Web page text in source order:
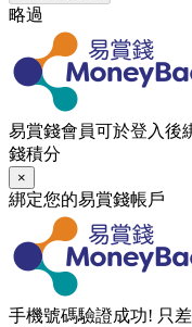
略過
易賞錢會員可於登入後
錢積分
×
綁定您的易賞錢帳戶
手機號碼驗證成功! 只